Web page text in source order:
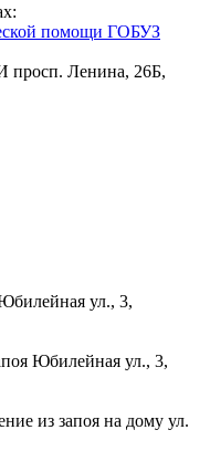
помощи ГОБУЗ
просп. Ленина, 26Б,
ул., 3,
Юбилейная ул., 3,
из запоя на дому ул.